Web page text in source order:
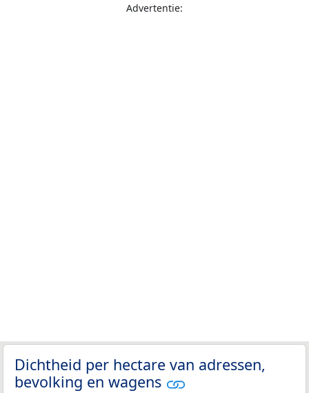
Advertentie:
Dichtheid per hectare van adressen,
bevolking en wagens